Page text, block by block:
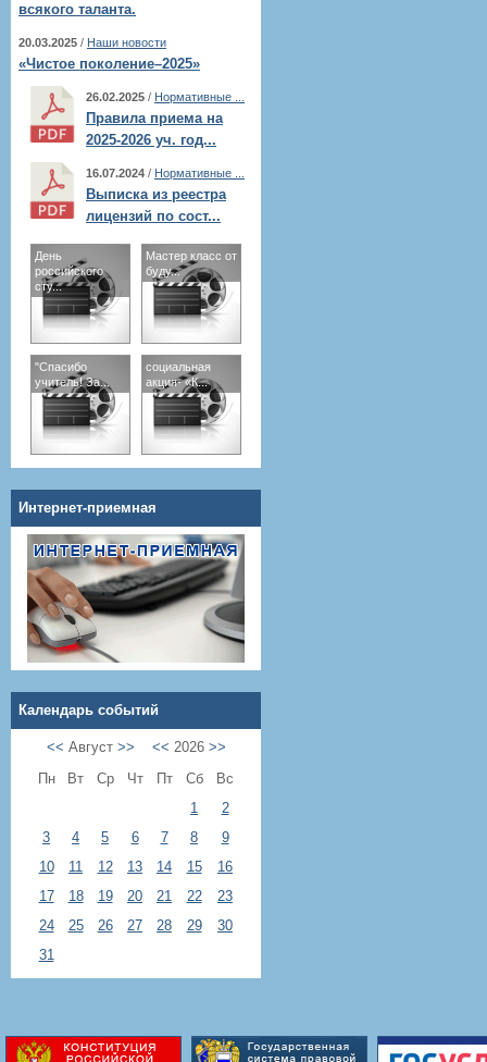
всякого таланта.
20.03.2025 / Наши новости
«Чистое поколение–2025»
26.02.2025 / Нормативные ...
Правила приема на
2025-2026 уч. год...
16.07.2024 / Нормативные ...
Выписка из реестра
лицензий по сост...
День
российского
сту...
Мастер класс от
буду...
"Спасибо
учитель! За...
социальная
акция- «К...
Интернет-приемная
Календарь событий
<< Август >> << 2026 >>
Пн
Вт Ср Чт Пт Сб
Вс
1
2
3
4 5 6 7 8
9
10
11 12 13 14 15
16
17
18 19 20 21 22
23
24
25 26 27 28 29
30
31